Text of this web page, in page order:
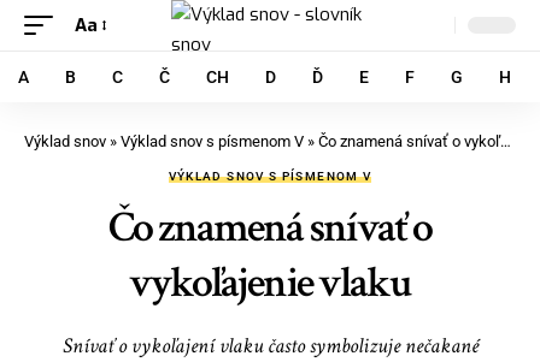
Aa
A B C Č CH D Ď E F G H
Výklad snov » Výklad snov s písmenom V » Čo znamená snívať o vykoľajenie vlaku
VÝKLAD SNOV S PÍSMENOM V
Čo znamená snívať o
vykoľajenie vlaku
Snívať o vykoľajení vlaku často symbolizuje nečakané